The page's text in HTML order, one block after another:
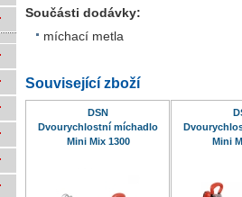
Součásti dodávky:
míchací metla
Související zboží
DSN
Dvourychlostní míchadlo
Mini Mix 1300
Mini